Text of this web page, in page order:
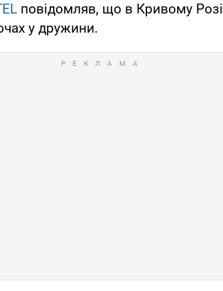
повідомляв, що в Кривому Розі
у дружини.